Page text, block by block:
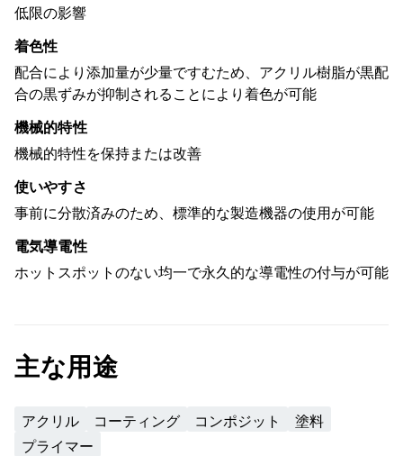
低限の影響
着色性
配合により添加量が少量ですむため、アクリル樹脂が黒配
合の黒ずみが抑制されることにより着色が可能
機械的特性
機械的特性を保持または改善
使いやすさ
事前に分散済みのため、標準的な製造機器の使用が可能
電気導電性
ホットスポットのない均一で永久的な導電性の付与が可能
主な用途
アクリル コーティング コンポジット
塗料
プライマー